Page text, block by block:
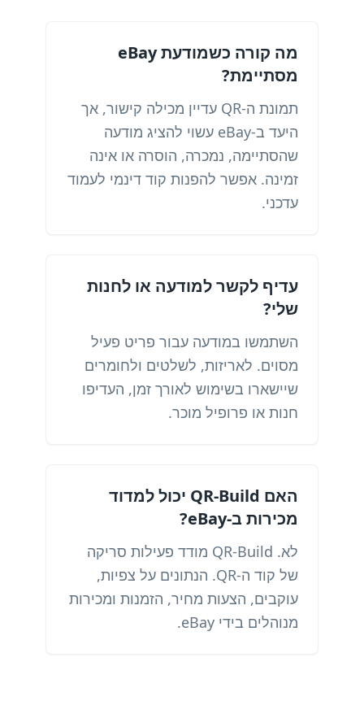
מה קורה כשמודעת eBay
מסתיימת?
תמונת ה-QR עדיין מכילה קישור, אך
היעד ב-eBay עשוי להציג מודעה
שהסתיימה, נמכרה, הוסרה או אינה
זמינה. אפשר להפנות קוד דינמי לעמוד
עדכני.
עדיף לקשר למודעה או לחנות
שלי?
השתמשו במודעה עבור פריט פעיל
מסוים. לאריזות, לשלטים ולחומרים
שיישארו בשימוש לאורך זמן, העדיפו
חנות או פרופיל מוכר.
האם QR-Build יכול למדוד
מכירות ב-eBay?
לא. QR-Build מודד פעילות סריקה
של קוד ה-QR. הנתונים על צפיות,
עוקבים, הצעות מחיר, הזמנות ומכירות
מנוהלים בידי eBay.